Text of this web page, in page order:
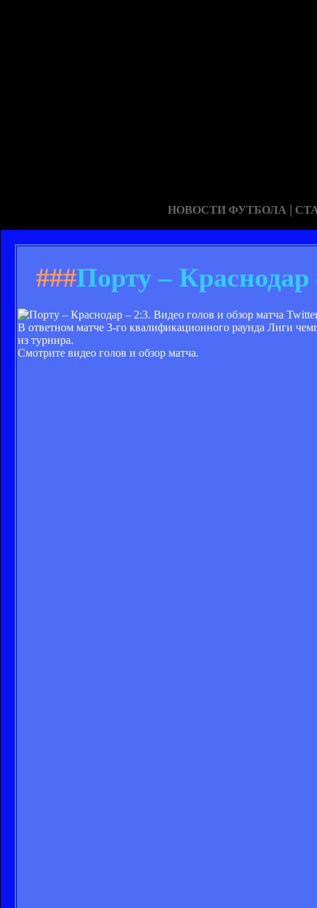
НОВОСТИ ФУТБОЛА |
###Порту – Краснодар
В ответном матче 3-го квалификационного раунда Лиги
из турнира.
Смотрите видео голов и обзор матча.